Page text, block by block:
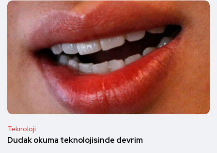
Teknoloji
Dudak okuma teknolojisinde devrim